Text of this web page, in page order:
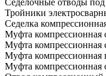
Седелочные отводы
Тройники
Седелка
Муфта компрессионная
Муфта компрессионная
Муфта компрессионная
Муфта компрессионная